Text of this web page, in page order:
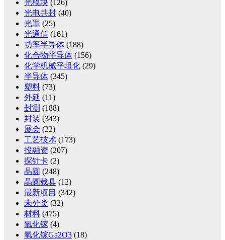
光模块 (126)
光电共封 (40)
光罩 (25)
光通信 (161)
功率半导体 (188)
化合物半导体 (156)
化学机械平坦化 (29)
半导体 (345)
塑料 (73)
外延 (11)
封测 (188)
封装 (343)
展会 (22)
工艺技术 (173)
投融资 (207)
探针卡 (2)
晶圆 (248)
晶圆载具 (12)
最新项目 (342)
未分类 (32)
材料 (475)
氧化镓 (4)
氧化镓Ga2O3 (18)